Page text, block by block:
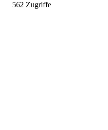
562 Zugriffe